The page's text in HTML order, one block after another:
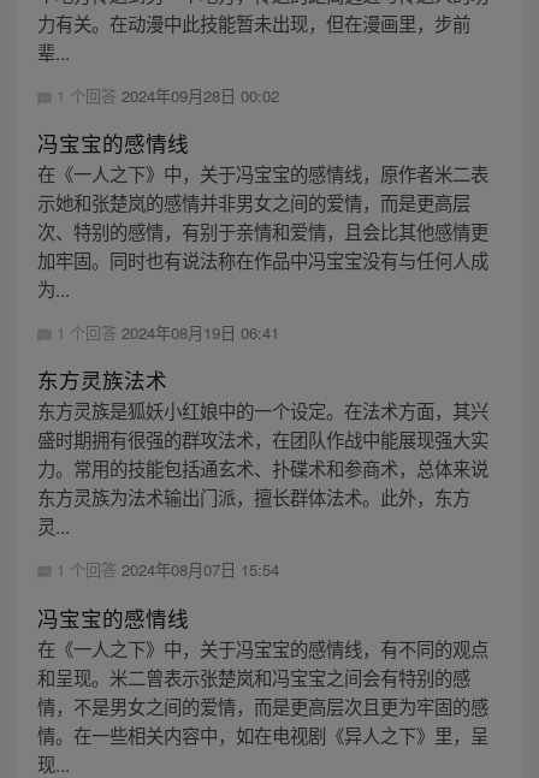
力有关。在动漫中此技能暂未出现，但在漫画里，步前
辈...
1 个回答 2024年09月28日 00:02
冯宝宝的感情线
在《一人之下》中，关于冯宝宝的感情线，原作者米二表
示她和张楚岚的感情并非男女之间的爱情，而是更高层
次、特别的感情，有别于亲情和爱情，且会比其他感情更
加牢固。同时也有说法称在作品中冯宝宝没有与任何人成
为...
1 个回答 2024年08月19日 06:41
东方灵族法术
东方灵族是狐妖小红娘中的一个设定。在法术方面，其兴
盛时期拥有很强的群攻法术，在团队作战中能展现强大实
力。常用的技能包括通玄术、扑碟术和参商术，总体来说
东方灵族为法术输出门派，擅长群体法术。此外，东方
灵...
1 个回答 2024年08月07日 15:54
冯宝宝的感情线
在《一人之下》中，关于冯宝宝的感情线，有不同的观点
和呈现。米二曾表示张楚岚和冯宝宝之间会有特别的感
情，不是男女之间的爱情，而是更高层次且更为牢固的感
情。在一些相关内容中，如在电视剧《异人之下》里，呈
现...